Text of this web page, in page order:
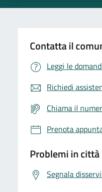
Contatta il
Leggi le
Richiedi
Chiama il
Prenota
Problemi in città
Segnala